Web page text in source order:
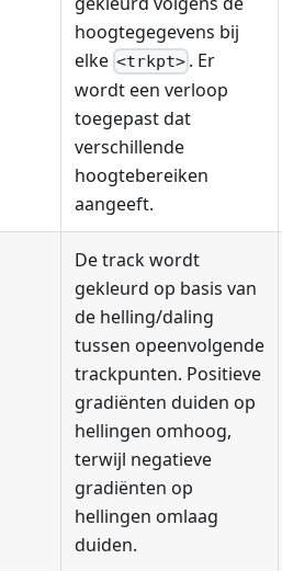
hoogtegegevens bij
elke <trkpt> . Er
wordt een verloop
toegepast dat
verschillende
hoogtebereiken
aangeeft.
De track wordt
gekleurd op basis van
de helling/daling
tussen opeenvolgende
trackpunten. Positieve
gradiënten duiden op
hellingen omhoog,
terwijl negatieve
gradiënten op
hellingen omlaag
duiden.